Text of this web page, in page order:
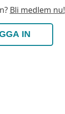
Bli medlem nu!
IN